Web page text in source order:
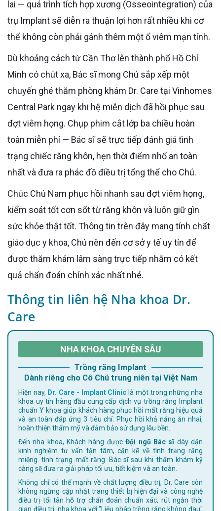
lai — quá trình tích hợp xương (Osseointegration) của
trụ Implant sẽ diễn ra thuận lợi hơn rất nhiều khi cơ
thể không còn phải gánh thêm một ổ viêm mạn tính.
Dù khoảng cách từ Cần Thơ lên thành phố Hồ Chí
Minh có chút xa, Bác sĩ mong Chú sắp xếp một
chuyến ghé thăm phòng khám Dr. Care tại Vinhomes
Central Park ngay khi hệ miễn dịch đã hồi phục sau
đợt viêm họng. Chụp phim cắt lớp ba chiều hoàn
toàn miễn phí — Bác sĩ sẽ trực tiếp đánh giá tình
trạng chiếc răng khôn, hẹn thời điểm nhổ an toàn
nhất và đưa ra phác đồ điều trị tổng thể cho Chú.
Chúc Chú Nam phục hồi nhanh sau đợt viêm họng,
kiểm soát tốt cơn sốt từ răng khôn và luôn giữ gìn
sức khỏe thật tốt. Thông tin trên đây mang tính chất
giáo dục y khoa, Chú nên đến cơ sở y tế uy tín để
được thăm khám lâm sàng trực tiếp nhằm có kết
quả chẩn đoán chính xác nhất nhé.
Thông tin liên hệ Nha khoa Dr.
Care
NHA KHOA CHUYÊN SÂU
Trồng răng Implant
Dành riêng cho Cô Chú trung niên tại Việt Nam
Hiện nay, Dr. Care - Implant Clinic là một trong những nha
khoa uy tín hàng đầu cung cấp dịch vụ trồng răng Implant
chuẩn Y khoa giúp khách hàng phục hồi mất răng hiệu quả
và an toàn đáp ứng 3 tiêu chí: Phục hồi khả năng ăn nhai,
hoàn thiện thẩm mỹ và đảm bảo sử dụng lâu bền.
Đến nha khoa, Khách hàng đượcĐội ngũ Bác sĩdày dặn
kinh nghiệm tư vấn tận tâm, cặn kẽ về tình trạng răng
miệng. tình trạng mất răng. Bác sĩ sau khi thăm khám kỹ
càng sẽ đưa ra giải pháp tối ưu, tiết kiệm và an toàn.
Không chỉ có thế mạnh về chất lượng điều trị, Dr. Care còn
không ngừng cập nhật trang thiết bị hiện đại và công nghệ
điều trị tối tân hỗ trợ chẩn đoán chuẩn xác, rút ngắn thời
gian điều trị, nha khoa với "Liệu pháp trồng răng không đau"